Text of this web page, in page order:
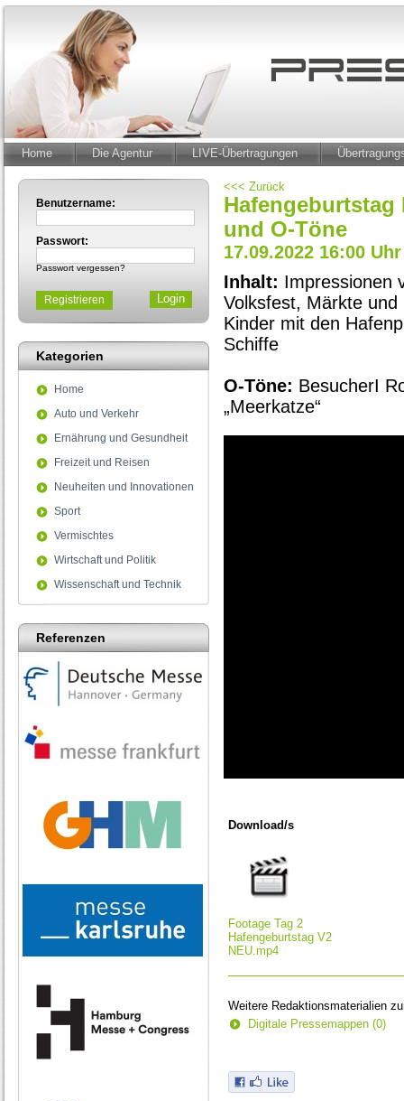
Home Die Agentur LIVE-Übertragungen
Benutzername:
Passwort:
Passwort vergessen?
Registrieren
Kategorien
Home
Auto und Verkehr
Ernährung und Gesundheit
Freizeit und Reisen
Neuheiten und Innovationen
Sport
Vermischtes
Wirtschaft und Politik
Wissenschaft und Technik
Referenzen
<<< Zurück
Hafengeburtstag
und O-Töne
17.09.2022 16:00 Uhr
Inhalt: Impressionen
Volksfest, Märkte
Kinder mit den
Schiffe
O-Töne: BesucherI
„Meerkatze“
0Download/s
Footage Tag 2
Hafengeburtstag V2
NEU.mp4
Weitere Redaktionsmaterialien
Digitale Pressemappen (0)